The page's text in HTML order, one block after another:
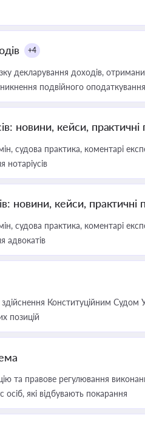
+4
декларування доходів,
подвійного оподаткування
новини, кейси,
судова практика, коментарі
новини, кейси, практичні
судова практика, коментарі
адвокатів
Конституційним Судом
позицій
та правове регулювання
які відбувають покарання